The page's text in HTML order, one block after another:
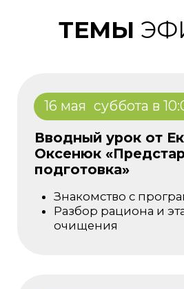
19 мая вторник в 12:00 МСК
Страх перед будущим и
неизвестностью
Страх одиночества
Страх предательства и разрыва
отношений
Страх болезни
Как ак понять причины страха и
Врач-эндокринолог, клинический
Как очистить голову от
страхов и тревог»